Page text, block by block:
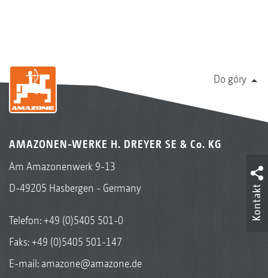
Do góry
AMAZONEN-WERKE H. DREYER SE & Co. KG
Am Amazonenwerk 9-13
D-49205 Hasbergen - Germany
Telefon:+49 (0)5405 501-0
Faks: +49 (0)5405 501-147
E-mail: amazone@amazone.de
Kontakt